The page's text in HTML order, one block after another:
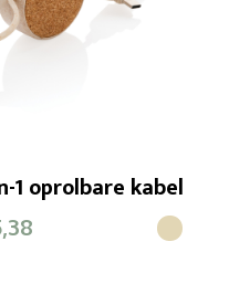
1 oprolbare kabel